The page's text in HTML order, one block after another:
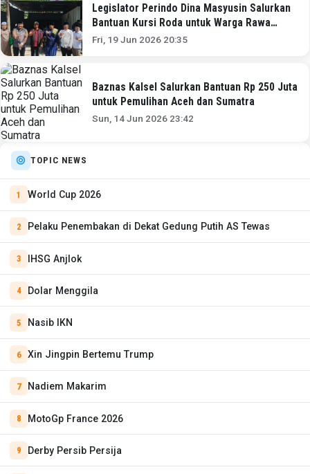
Legislator Perindo Dina Masyusin Salurkan
Bantuan Kursi Roda untuk Warga Rawa
Buaya
Fri, 19 Jun 2026 20:35
Baznas Kalsel Salurkan Bantuan Rp 250 Juta
untuk Pemulihan Aceh dan Sumatra
Sun, 14 Jun 2026 23:42
TOPIC NEWS
World Cup 2026
Pelaku Penembakan di Dekat Gedung Putih AS Tewas
IHSG Anjlok
Dolar Menggila
Nasib IKN
Xin Jingpin Bertemu Trump
Nadiem Makarim
MotoGp France 2026
Derby Persib Persija